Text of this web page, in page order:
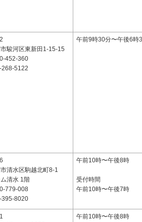
駿河区東新田1-15-15
452-360
268-5122
午前9時30分〜午後6時
清水区駒越北町8-1
清水 1階
779-008
395-8020
午前10時〜午後8時
受付時間
午前10時〜午後7時
午前10時〜午後8時